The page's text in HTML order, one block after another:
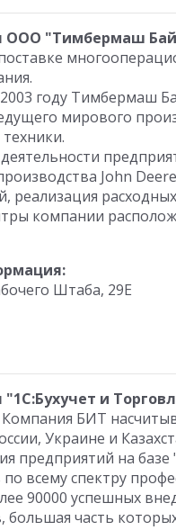
ООО "Тимбермаш
году Тимбермаш
мирового
John
реализация
компании
Штаба, 29Е
"1С:Бухучет и
Компания БИТ
Украине и
предприятий на
всему спектру
90000 успешных
большая часть